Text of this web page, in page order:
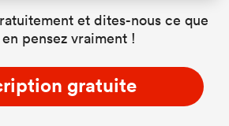
et dites-nous ce que
pensez vraiment !
gratuite